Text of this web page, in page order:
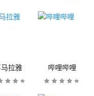
拉雅 哔哩哔哩